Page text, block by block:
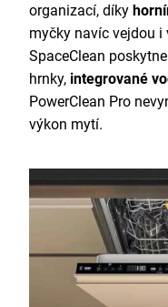
organizací, díky
myčky navíc vejdou i
SpaceClean
hrnky, integrované
PowerClean Pro
výkon mytí.